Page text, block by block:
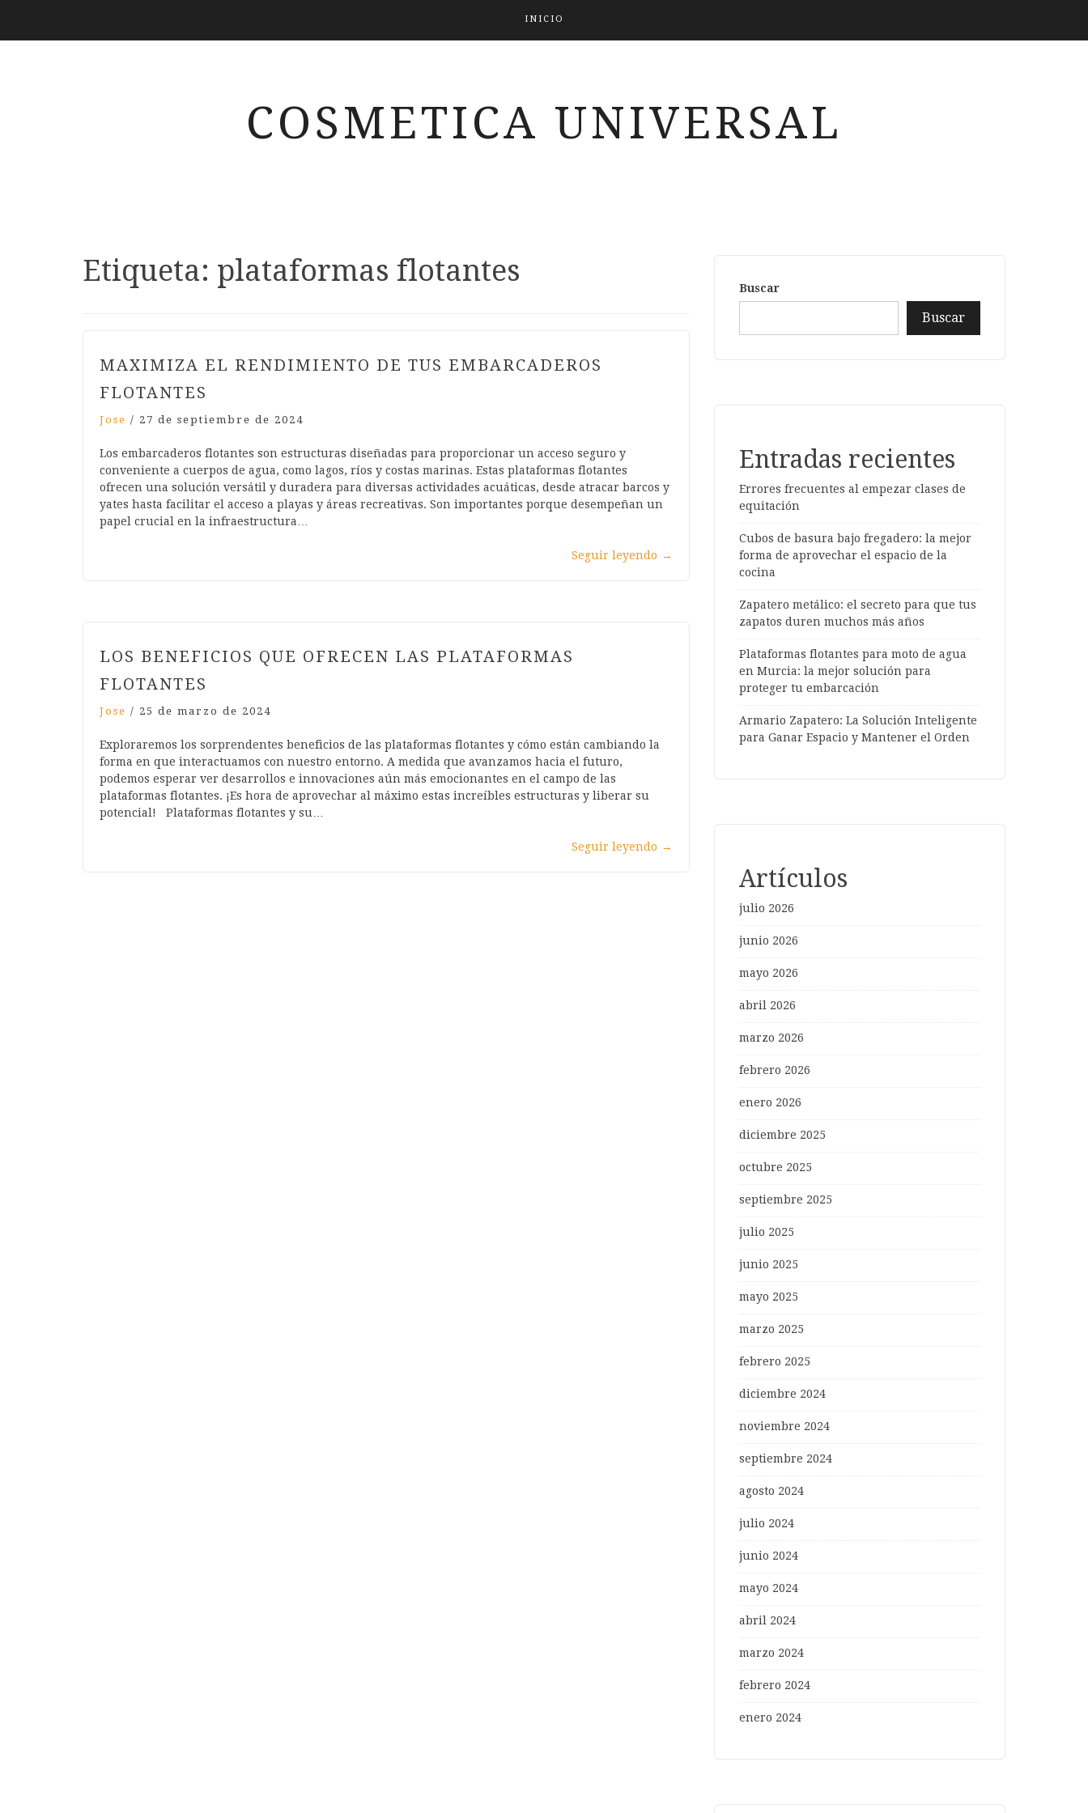
INICIO
COSMETICA UNIVERSAL
Etiqueta: plataformas flotantes
MAXIMIZA EL RENDIMIENTO DE TUS EMBARCADEROS
FLOTANTES
Jose / 27 de septiembre de 2024
Los embarcaderos flotantes son estructuras diseñadas para proporcionar un acceso seguro y
conveniente a cuerpos de agua, como lagos, ríos y costas marinas. Estas plataformas flotantes
ofrecen una solución versátil y duradera para diversas actividades acuáticas, desde atracar barcos y
yates hasta facilitar el acceso a playas y áreas recreativas. Son importantes porque desempeñan un
papel crucial en la infraestructura…
Seguir leyendo →
LOS BENEFICIOS QUE OFRECEN LAS PLATAFORMAS
FLOTANTES
Jose / 25 de marzo de 2024
Exploraremos los sorprendentes beneficios de las plataformas flotantes y cómo están cambiando la
forma en que interactuamos con nuestro entorno. A medida que avanzamos hacia el futuro,
podemos esperar ver desarrollos e innovaciones aún más emocionantes en el campo de las
plataformas flotantes. ¡Es hora de aprovechar al máximo estas increíbles estructuras y liberar su
potencial! Plataformas flotantes y su…
Seguir leyendo →
Buscar
Buscar
Entradas recientes
Errores frecuentes al empezar clases de
equitación
Cubos de basura bajo fregadero: la mejor
forma de aprovechar el espacio de la
cocina
Zapatero metálico: el secreto para que tus
zapatos duren muchos más años
Plataformas flotantes para moto de agua
en Murcia: la mejor solución para
proteger tu embarcación
Armario Zapatero: La Solución Inteligente
para Ganar Espacio y Mantener el Orden
Artículos
julio 2026
junio 2026
mayo 2026
abril 2026
marzo 2026
febrero 2026
enero 2026
diciembre 2025
octubre 2025
septiembre 2025
julio 2025
junio 2025
mayo 2025
marzo 2025
febrero 2025
diciembre 2024
noviembre 2024
septiembre 2024
agosto 2024
julio 2024
junio 2024
mayo 2024
abril 2024
marzo 2024
febrero 2024
enero 2024